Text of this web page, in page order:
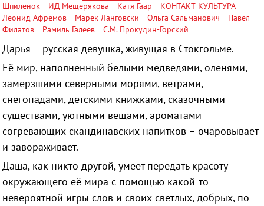
Шпиленок
ИД Мещерякова Катя Гаар
КОНТАКТ-КУЛЬТУРА
Леонид Афремов
Марек Ланговски Ольга Сальманович
Павел
Филатов
Рамиль Галеев С.М. Прокудин-Горский
Дарья – русская девушка, живущая в Стокгольме.
Её мир, наполненный белыми медведями, оленями,
замерзшими северными морями, ветрами,
снегопадами, детскими книжками, сказочными
существами, уютными вещами, ароматами
согревающих скандинавских напитков – очаровывает
и завораживает.
Даша, как никто другой, умеет передать красоту
окружающего её мира с помощью какой-то
невероятной игры слов и своих светлых, добрых, по-